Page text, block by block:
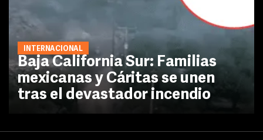
INTERNACIONAL
Baja California Sur: Familias
mexicanas y Cáritas se unen
tras el devastador incendio